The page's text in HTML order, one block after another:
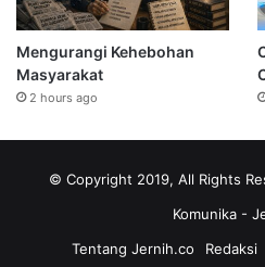
Mengurangi Kehebohan
Masyarakat
2 hours ago
© Copyright 2019, All Rights
Komunika -
Tentang Jernih.co
Redaksi